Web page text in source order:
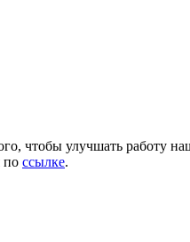
чтобы улучшать работу
по ссылке.